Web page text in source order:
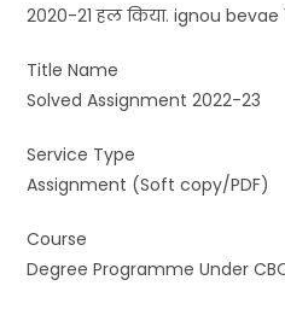
2020-21 हल किया. ignou bevae
Title Name
Solved Assignment 2022-23
Service
Assignment (Soft copy/PDF)
Course
Degree Programme Under